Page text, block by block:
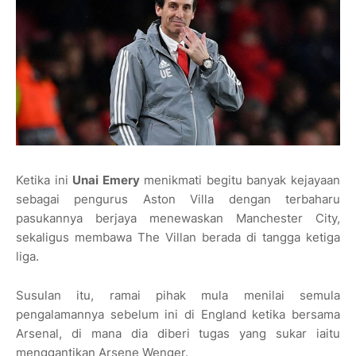
Ketika ini Unai Emerymenikmati begitu banyak kejayaan
sebagai pengurus Aston Villa dengan terbaharu
pasukannya berjaya menewaskan Manchester City,
sekaligus membawa The Villan berada di tangga ketiga
liga.
Susulan itu, ramai pihak mula menilai semula
pengalamannya sebelum ini di England ketika bersama
Arsenal, di mana dia diberi tugas yang sukar iaitu
menggantikan Arsene Wenger.